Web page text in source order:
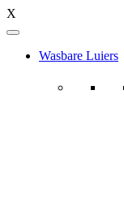
X
Wasbare Luiers